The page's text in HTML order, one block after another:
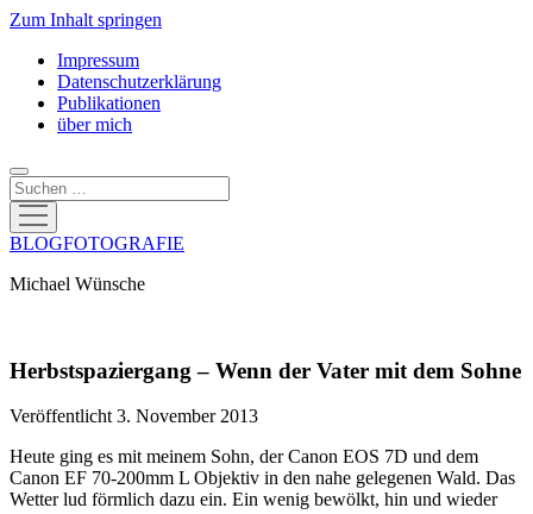
Zum Inhalt springen
Impressum
Datenschutzerklärung
Publikationen
über mich
Suchen
Menü
öffnen
BLOGFOTOGRAFIE
Michael Wünsche
Herbstspaziergang – Wenn der Vater mit dem Sohne
Veröffentlicht 3. November 2013
Heute ging es mit meinem Sohn, der Canon EOS 7D und dem
Canon EF 70-200mm L Objektiv in den nahe gelegenen Wald. Das
Wetter lud förmlich dazu ein. Ein wenig bewölkt, hin und wieder